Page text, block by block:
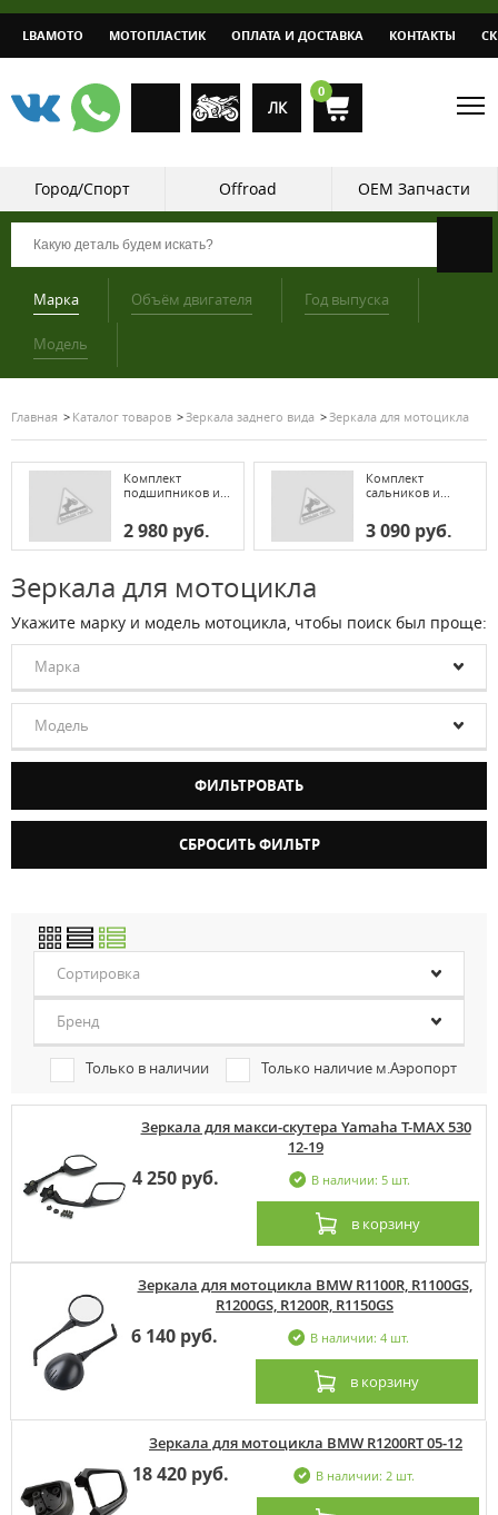
LBAMOTO МОТОПЛАСТИК ОПЛАТА И ДОСТАВКА КОНТАКТЫ
ЛК
0
Город/Спорт Offroad OEM Запчасти
Марка Объём двигателя Год выпуска
Модель
Главная Каталог товаров Зеркала заднего вида Зеркала для мотоцикла
Комплект
подшипников и...
2 980 руб.
Комплект
сальников и...
3 090 руб.
Зеркала для мотоцикла
Укажите марку и модель мотоцикла, чтобы поиск был проще:
Марка
Модель
Сортировка
Бренд
Только в наличии Только наличие м.Аэропорт
Зеркала для макси-скутера Yamaha T-MAX 530
12-19
4 250 руб. В наличии: 5 шт.
в корзину
Зеркала для мотоцикла BMW R1100R, R1100GS,
R1200GS, R1200R, R1150GS
6 140 руб. В наличии: 4 шт.
в корзину
Зеркала для мотоцикла BMW R1200RT 05-12
18 420 руб. В наличии: 2 шт.